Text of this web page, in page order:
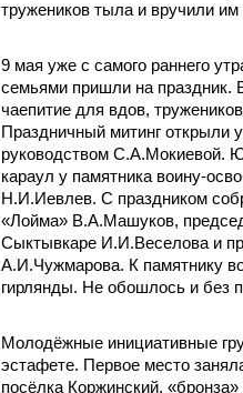
тружеников тыла и вручили им
9 мая уже с самого раннего
семьями пришли на праздник.
чаепитие для вдов,
Праздничный митинг
руководством С.А.Мокиевой.
караул у памятника воину-
Н.И.Иевлев. С праздником
«Лойма» В.А.Машуков,
Сыктывкаре И.И.Веселова и
А.И.Чужмарова. К памятнику
гирлянды. Не обошлось и без
Молодёжные инициативные
эстафете. Первое место
посёлка Коржинский,